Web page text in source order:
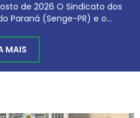
de 2026 O Sindicato dos
Paraná (Senge-PR) e o...
MAIS
de 2026 O Sindicato dos
Paraná (Senge-PR) e o...
MAIS
de 2026 O Sindicato dos
Paraná (Senge-PR) e o...
MAIS